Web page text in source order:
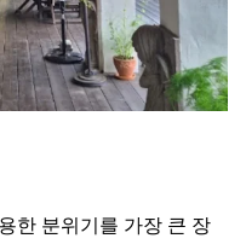
한 분위기를 가장 큰 장